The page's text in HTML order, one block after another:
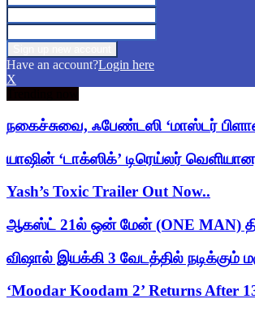
Have an account?Login here
X
நகைச்சுவை, ஃபேண்டஸி ‘மாஸ்டர்
யாஷின் ‘டாக்ஸிக்’ டிரெய்லர்
Yash’s Toxic Trailer Out Now..
ஆகஸ்ட் 21ல் ஒன் மேன் (ONE MAN)
விஷால் இயக்கி 3 வேடத்தில் நடிக்கும்
‘Moodar Koodam 2’ Returns After